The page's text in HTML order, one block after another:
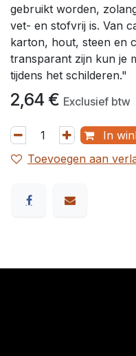
gebruikt worden,
vet- en stofvrij is. Van
karton, hout, steen en
transparant zijn kun je
tijdens het schilderen."
2,64 € Exclusief btw
In
Toevoegen aan